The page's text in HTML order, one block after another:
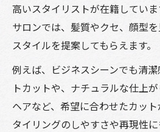
高いスタイリストが在籍してい
サロンでは、髪質やクセ、顔型
スタイルを提案してもらえます。
例えば、ビジネスシーンでも清
トカットや、ナチュラルな仕上
ヘアなど、希望に合わせたカッ
タイリングのしやすさや再現性に